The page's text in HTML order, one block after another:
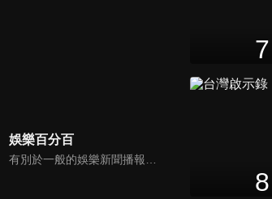
娛樂百分百
有別於一般的娛樂新聞播報，透過遊戲、粉絲互動認識大明星們的真性情，歌唱單元讓你享受歌手們天籟般的歌聲，各式專題報導是為最佳懶人包，掌握最新娛樂動態，求新求變的節目單元刺激你的感官、滿足你的視覺，帶給你滿滿的歡笑，洗去整日的疲憊！
7
8